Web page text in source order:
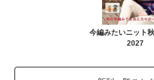
今編みたいニット
2027